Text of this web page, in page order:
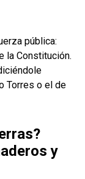
pública:
la Constitución.
Torres o el de
y